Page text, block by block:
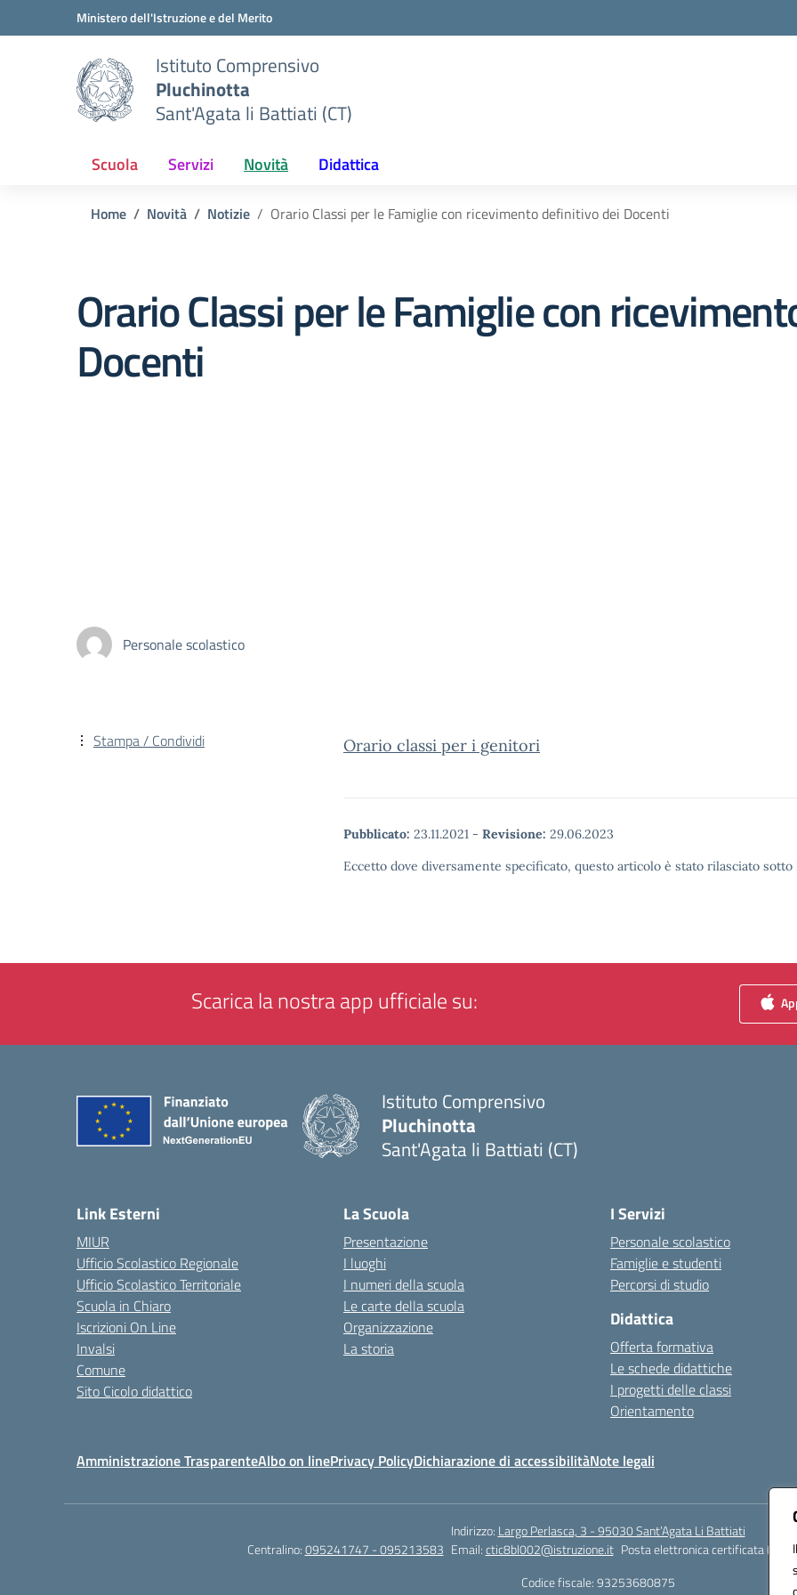
Vai ai contenuti
Vai al menu di navigazioneMinistero dell'Istruzione e del Merito
Istituto Comprensivo
Pluchinotta
Sant'Agata li Battiati (CT)
Scuola Servizi Novità Didattica
Home Novità Notizie Orario Classi per le Famiglie con ricevimento definitivo dei Docenti
Orario Classi per le Famiglie con
Docenti
Personale scolastico
Orario classi per i genitori
Pubblicato: 23.11.2021 - Revisione: 29.06.2023
Eccetto dove diversamente specificato, questo articolo è stato rilasciato
Stampa / Condividi
Scarica la nostra app ufficiale su:
Istituto Comprensivo
Pluchinotta
Sant'Agata li Battiati (CT)
Link Esterni
MIUR
Ufficio Scolastico Regionale
Ufficio Scolastico Territoriale
Scuola in Chiaro
Iscrizioni On Line
Invalsi
Comune
Sito Cicolo didattico
La Scuola
Presentazione
I luoghi
I numeri della scuola
Le carte della scuola
Organizzazione
La storia
I Servizi
Personale scolastico
Famiglie e studenti
Percorsi di studio
Didattica
Offerta formativa
Le schede didattiche
I progetti delle classi
Orientamento
Amministrazione TrasparenteAlbo on linePrivacy PolicyDichiarazione di accessibilitàNote legali
Indirizzo: Largo Perlasca, 3 - 95030 Sant’Agata Li Battiati
Centralino:095241747 - 095213583 Email:ctic8bl002@istruzione.it Posta elettronica certificata
Codice fiscale: 93253680875